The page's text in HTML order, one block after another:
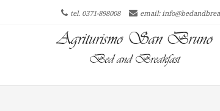
tel. 0371-898008 email: